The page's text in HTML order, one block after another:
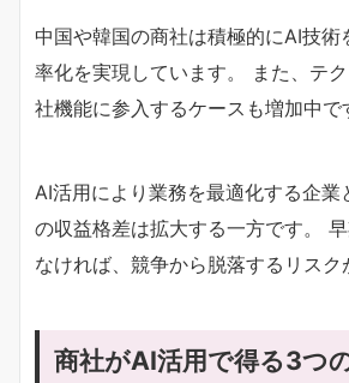
中国や韓国の商社は積極的にAI技術
率化を実現しています。 また、テ
社機能に参入するケースも増加中で
AI活用により業務を最適化する企業
の収益格差は拡大する一方です。
なければ、競争から脱落するリスク
商社がAI活用で得る3つ